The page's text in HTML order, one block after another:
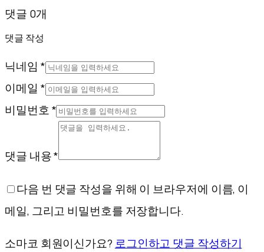
댓글 0개
댓글 작성
닉네임 *
이메일 *
비밀번호 *
댓글 내용 *
다음 번 댓글 작성을 위해 이 브라우저에 이름, 이
메일, 그리고 비밀번호를 저장합니다.
소마코 회원이신가요? 로그인하고 댓글 작성하기